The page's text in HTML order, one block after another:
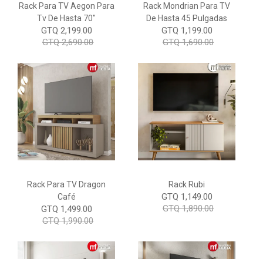
Rack Para TV Aegon Para
Tv De Hasta 70"
GTQ 2,199.00
GTQ 2,690.00
Rack Mondrian Para TV
De Hasta 45 Pulgadas
GTQ 1,199.00
GTQ 1,690.00
Rack Para TV Dragon
Café
GTQ 1,499.00
GTQ 1,990.00
Rack Rubi
GTQ 1,149.00
GTQ 1,890.00